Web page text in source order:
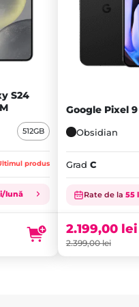
S24
512GB
produs
lună
Google Pixel 9
Obsidian
Grad C
Rate de la 55
2.399,00lei
Prețul
inițial
fost:
2.399,00 lei.
2.199,00 lei
Prețul
este:
2.199,00 lei.